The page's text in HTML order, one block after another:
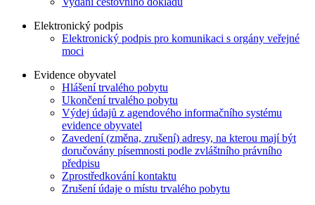
Elektronický podpis
Elektronický podpis pro komunikaci s orgány veřejné
moci
Evidence obyvatel
Hlášení trvalého pobytu
Ukončení trvalého pobytu
Výdej údajů z agendového informačního systému
evidence obyvatel
Zavedení (změna, zrušení) adresy, na kterou mají být
doručovány písemnosti podle zvláštního právního
předpisu
Zprostředkování kontaktu
Zrušení údaje o místu trvalého pobytu